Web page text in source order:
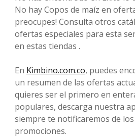
No hay Copos de maíz en
preocupes! Consulta otros
ofertas especiales para esta
en estas tiendas .
En Kimbino.com.co, puedes
un resumen de las ofertas
quieres ser el primero en
populares, descarga nuestra
siempre te notificaremos de
promociones.